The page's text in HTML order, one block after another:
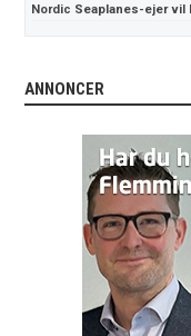
Nordic Seaplanes-ejer
ANNONCER